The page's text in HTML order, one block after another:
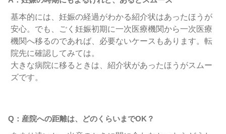
基本的には、妊娠の経過がわかる紹介状はあったほうが
安心。でも、ごく妊娠初期に一次医療機関から一次医療
機関へ移るのであれば、必要ないケースもあります。転
院先に確認してみては。
大きな病院に移るときは、紹介状があったほうがスムー
ズです。
Q：産院への距離は、どのくらいまでOK？